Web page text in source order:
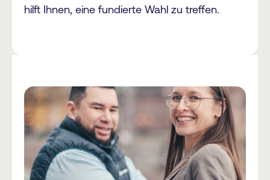
hilft Ihnen, eine fundierte Wahl zu treffen.